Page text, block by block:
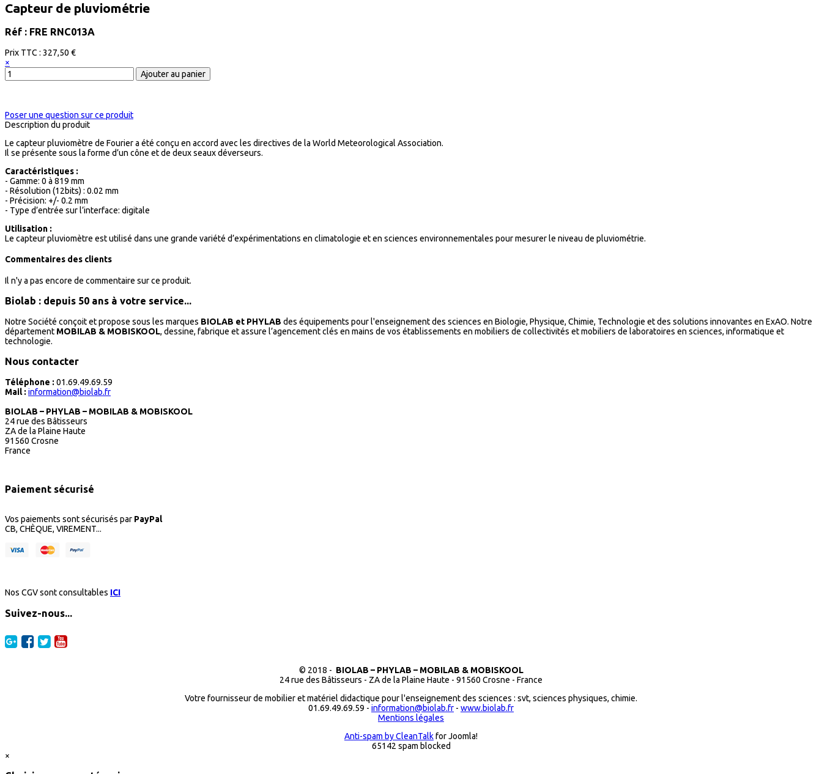
Capteur de pluviométrie
Réf : FRE RNC013A
Prix ​​TTC : 327,50 €
×
Poser une question sur ce produit
Description du produit
Le capteur pluviomètre de Fourier a été conçu en accord avec les directives de la World Meteorological Association.
Il se présente sous la forme d’un cône et de deux seaux déverseurs.
Caractéristiques :
- Gamme: 0 à 819 mm
- Résolution (12bits) : 0.02 mm
- Précision: +/- 0.2 mm
- Type d’entrée sur l’interface: digitale
Utilisation :
Le capteur pluviomètre est utilisé dans une grande variété d’expérimentations en climatologie et en sciences environnementales pour mesurer le niveau de pluviométrie.
Commentaires des clients
Il n'y a pas encore de commentaire sur ce produit.
Biolab : depuis 50 ans à votre service...
Notre Société conçoit et propose sous les marques BIOLAB et PHYLAB des équipements pour l'enseignement des sciences en Biologie, Physique, Chimie, Technologie et des solutions innovantes en ExAO. Notre
département MOBILAB & MOBISKOOL, dessine, fabrique et assure l’agencement clés en mains de vos établissements en mobiliers de collectivités et mobiliers de laboratoires en sciences, informatique et
technologie.
Nous contacter
Téléphone : 01.69.49.69.59
Mail : information@biolab.fr
BIOLAB – PHYLAB – MOBILAB & MOBISKOOL
24 rue des Bâtisseurs
ZA de la Plaine Haute
91560 Crosne
France
Paiement sécurisé
Vos paiements sont sécurisés par PayPal
CB, CHÈQUE, VIREMENT...
Nos CGV sont consultables ICI
Suivez-nous...
© 2018 - BIOLAB – PHYLAB – MOBILAB & MOBISKOOL
24 rue des Bâtisseurs - ZA de la Plaine Haute - 91560 Crosne - France
Votre fournisseur de mobilier et matériel didactique pour l'enseignement des sciences : svt, sciences physiques, chimie.
01.69.49.69.59 - information@biolab.fr - www.biolab.fr
Mentions légales
Anti-spam by CleanTalkfor Joomla!
65142 spam blocked
×